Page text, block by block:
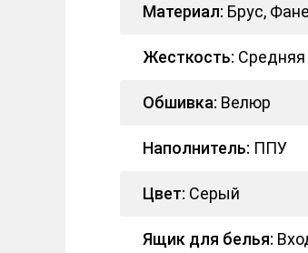
Материал: Брус,
Жесткость: Средняя
Обшивка: Велюр
Наполнитель: ППУ
Цвет: Серый
Ящик для белья: